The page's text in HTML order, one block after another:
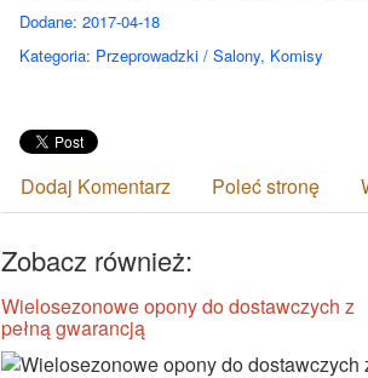
Dodane: 2017-04-18
Kategoria: Przeprowadzki / Salony, Komisy
Dodaj Komentarz Poleć stronę
Zobacz również:
Wielosezonowe opony do dostawczych z
pełną gwarancją